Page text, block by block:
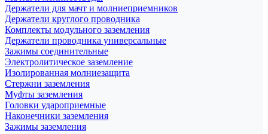
Держатели для мачт и молниеприемников
Держатели круглого проводника
Комплекты модульного заземления
Держатели проводника универсальные
Зажимы соединительные
Электролитическое заземление
Изолированная молниезащита
Стержни заземления
Муфты заземления
Головки удароприемные
Наконечники заземления
Зажимы заземления